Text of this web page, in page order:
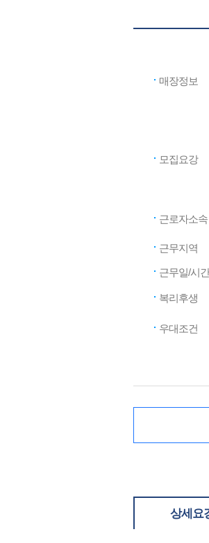
매장정보
모집요강
근로자소속
근무지역
근무일/시간
복리후생
우대조건
상세요